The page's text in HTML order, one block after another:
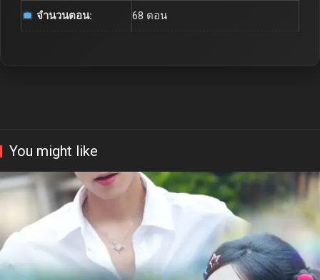
จำนวนตอน: 68 ตอน
You might like